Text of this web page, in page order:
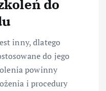
do
inny, dlatego
do jego
powinny
i procedury